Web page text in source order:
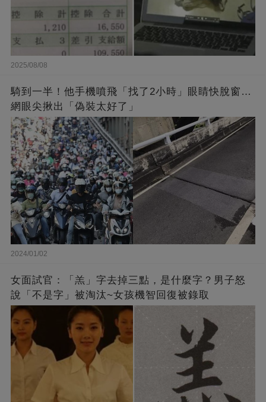
2025/08/08
騎到一半！他手機噴飛「找了2小時」眼睛快脫窗…
網眼尖揪出「偽裝太好了」
2024/01/02
女面試官：「羔」字去掉三點，是什麼字？男子怒
說「不是字」被淘汰~女孩機智回復被錄取